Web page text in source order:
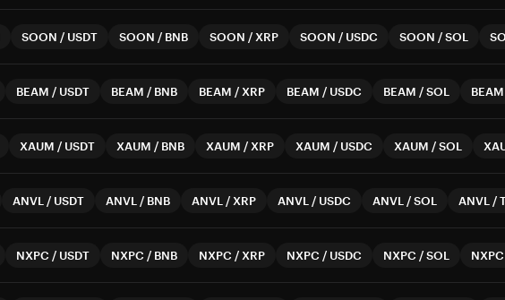
SOON / USDT SOON / BNB SOON / XRP SOON / USDC SOON /SOL
BEAM / USDT BEAM / BNB BEAM / XRP BEAM / USDC BEAM /SOL BEAM
XAUM / USDT XAUM / BNB XAUM / XRP XAUM / USDC XAUM /SOL
ANVL / USDT ANVL / BNB ANVL / XRP ANVL / USDC ANVL /SOL ANVL /
NXPC / USDT NXPC / BNB NXPC / XRP NXPC / USDC NXPC /SOL NXPC